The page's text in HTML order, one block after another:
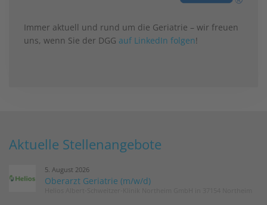
Immer aktuell und rund um die Geriatrie – wir freuen
uns, wenn Sie der DGG auf LinkedIn folgen!
Aktuelle Stellenangebote
5. August 2026
Oberarzt Geriatrie (m/w/d)